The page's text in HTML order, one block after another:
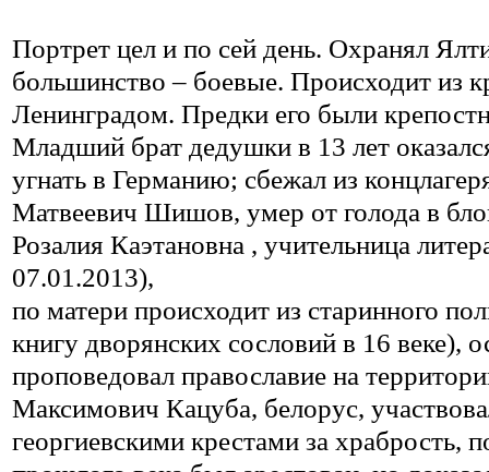
Портрет цел и по сей день. Охранял
большинство – боевые. Происходит из
Ленинградом. Предки его были
Младший брат дедушки в 13 лет
угнать в Германию; сбежал из
Матвеевич Шишов, умер от голода в
Розалия Каэтановна , учительница
07.01.2013),
по матери происходит из старинного
книгу дворянских сословий в 16 веке),
проповедовал православие на
Максимович Кацуба, белорус,
георгиевскими крестами за храбрость,